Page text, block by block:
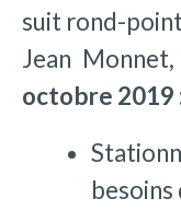
suit rond-
Jean Monnet,
octobre 2019
besoins